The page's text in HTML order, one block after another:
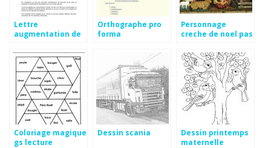
Lettre
augmentation de
Orthographe pro
forma
Personnage
creche de noel pas
Coloriage magique
gs lecture
Dessin scania
Dessin printemps
maternelle